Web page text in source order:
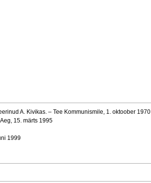
A. Kivikas. – Tee Kommunismile, 1. oktoober 1970
15. märts 1995
1999